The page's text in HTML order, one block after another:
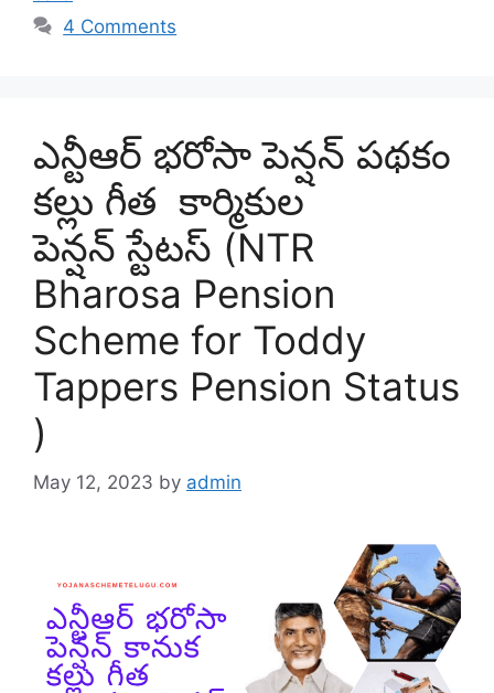
4 Comments
ఎన్టీఆర్ భరోసా పెన్షన్ పథకం
కల్లు గీత కార్మికుల
పెన్షన్ స్టేటస్ (NTR
Bharosa Pension
Scheme for Toddy
Tappers Pension Status
)
May 12, 2023 by admin